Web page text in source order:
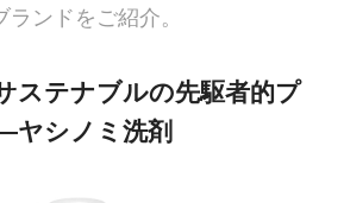
ンドをご紹介。
ステナブルの先駆者的プ
シノミ洗剤